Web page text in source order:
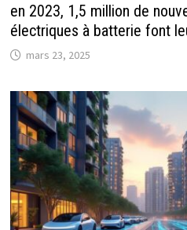
en 2023, 1,5 million de
électriques à batterie font
mars 23, 2025